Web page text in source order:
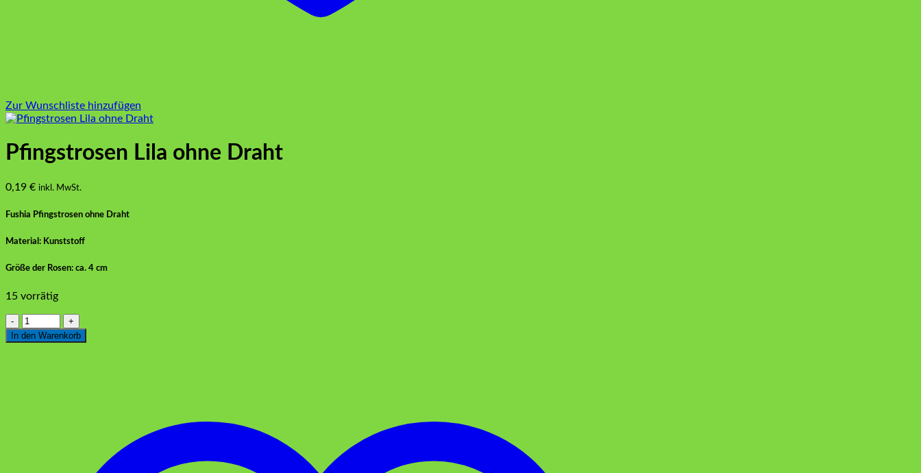
Zur Wunschliste hinzufügen
Pfingstrosen Lila ohne Draht
0,19 € inkl. MwSt.
Fushia Pfingstrosen ohne Draht
Material: Kunststoff
Größe der Rosen: ca. 4 cm
15 vorrätig
Pfingstrosen
Lila
ohne
In den Warenkorb